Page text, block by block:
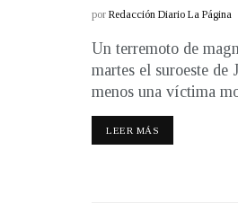
por Redacción Diario La Página
Un terremoto de
martes el suroeste de
menos una víctima
LEER MÁS